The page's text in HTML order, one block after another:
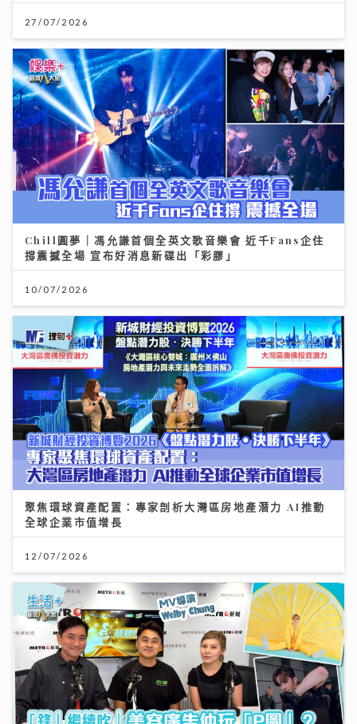
27/07/2026
Chill圓夢｜馮允謙首個全英文歌音樂會 近千Fans企住
撐震撼全場 宣布好消息新碟出「彩膠」
10/07/2026
聚焦環球資產配置：專家剖析大灣區房地產潛力 AI推動
全球企業市值增長
12/07/2026